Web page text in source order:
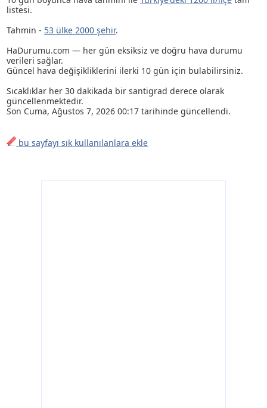
listesi.
Tahmin - 53 ülke 2000 şehir.
HaDurumu.com — her gün eksiksiz ve doğru hava durumu
verileri sağlar.
Güncel hava değişikliklerini ilerki 10 gün için bulabilirsiniz.
Sıcaklıklar her 30 dakikada bir santigrad derece olarak
güncellenmektedir.
Son Cuma, Ağustos 7, 2026 00:17 tarihinde güncellendi.
bu sayfayı sık kullanılanlara ekle